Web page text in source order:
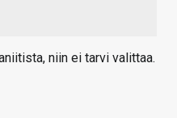
niin ei tarvi valittaa.